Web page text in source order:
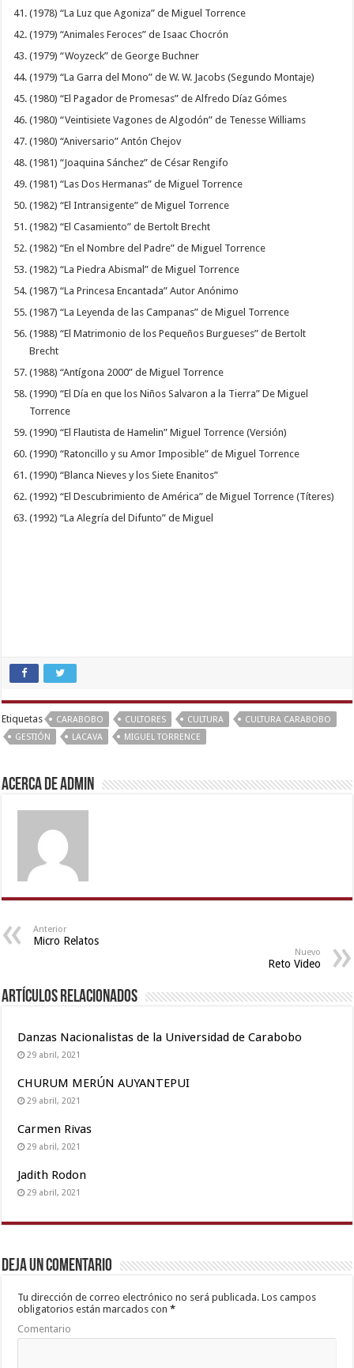
(1978) “La Luz que Agoniza” de Miguel Torrence
(1979) “Animales Feroces” de Isaac Chocrón
(1979) “Woyzeck” de George Buchner
(1979) “La Garra del Mono” de W. W. Jacobs (Segundo Montaje)
(1980) “El Pagador de Promesas” de Alfredo Díaz Gómes
(1980) “Veintisiete Vagones de Algodón” de Tenesse Williams
(1980) “Aniversario” Antón Chejov
(1981) “Joaquina Sánchez” de César Rengifo
(1981) “Las Dos Hermanas” de Miguel Torrence
(1982) “El Intransigente” de Miguel Torrence
(1982) “El Casamiento” de Bertolt Brecht
(1982) “En el Nombre del Padre” de Miguel Torrence
(1982) “La Piedra Abismal” de Miguel Torrence
(1987) “La Princesa Encantada” Autor Anónimo
(1987) “La Leyenda de las Campanas” de Miguel Torrence
(1988) “El Matrimonio de los Pequeños Burgueses” de Bertolt
Brecht
(1988) “Antígona 2000” de Miguel Torrence
(1990) “El Día en que los Niños Salvaron a la Tierra” De Miguel
Torrence
(1990) “El Flautista de Hamelin” Miguel Torrence (Versión)
(1990) “Ratoncillo y su Amor Imposible” de Miguel Torrence
(1990) “Blanca Nieves y los Siete Enanitos”
(1992) “El Descubrimiento de América” de Miguel Torrence (Títeres)
(1992) “La Alegría del Difunto” de Miguel
desi
indian
sex
with
hot
hotel,
indian
porn
first
xxx,
hd
video
bhabi
fucks
man
maya
Etiquetas CARABOBO CULTORES CULTURA
CULTURA CARABOBO
GESTIÓN
LACAVA MIGUEL TORRENCE
Acerca de admin
Anterior
Micro Relatos
Nuevo
Reto Video
Artículos relacionados
Danzas Nacionalistas de la Universidad de Carabobo
29 abril, 2021
CHURUM MERÚN AUYANTEPUI
29 abril, 2021
Carmen Rivas
29 abril, 2021
Jadith Rodon
29 abril, 2021
Deja un comentario
Tu dirección de correo electrónico no será publicada. Los campos
obligatorios están marcados con*
Comentario